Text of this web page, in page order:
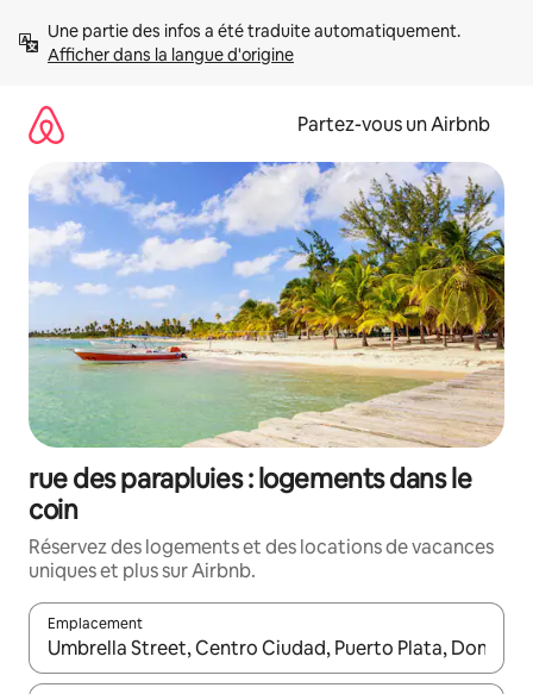
directement
Afficher dans la langue d'origine
Partez-vous un Airbnb
rue des parapluies : logements dans le
coin
Réservez des logements et des locations de vacances
uniques et plus sur Airbnb.
Emplacement
Quand les résultats sont affichés, parcourez-les en utilisant